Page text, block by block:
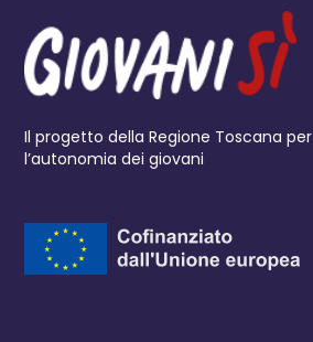
Il progetto della Regione Toscana per
l’autonomia dei giovani